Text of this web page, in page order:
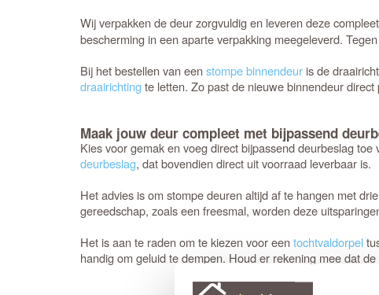
Wij verpakken de deur zorgvuldig en leveren deze
bescherming in een aparte verpakking meegeleverd.
Bij het bestellen van eenstompe binnendeur is de
draairichtingte letten. Zo past de nieuwe binnendeur
Maak jouw deur compleet met bijpassend
Kies voor gemak en voeg direct bijpassend deurbeslag
deurbeslag, dat bovendien direct uit voorraad leverbaar is.
Het advies is om stompe deuren altijd af te hangen met
gereedschap, zoals een freesmal, worden deze
Het is aan te raden om te kiezen voor eentochtvaldorpel
handig om geluid te dempen. Houd er rekening mee dat